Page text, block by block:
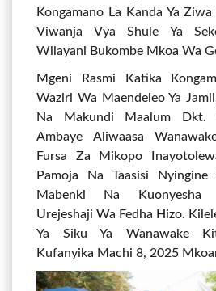
Kongamano La Kanda Ya
Viwanja Vya Shule Ya
Wilayani Bukombe Mkoa Wa
Mgeni Rasmi Katika
Waziri Wa Maendeleo Ya
Na Makundi Maalum Dkt.
Ambaye Aliwaasa
Fursa Za Mikopo
Pamoja Na Taasisi
Mabenki Na Kuonyesha
Urejeshaji Wa Fedha Hizo.
Ya Siku Ya Wanawake
Kufanyika Machi 8, 2025